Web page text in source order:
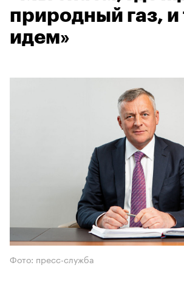
природный газ, и
идем»
Фото: пресс-служба